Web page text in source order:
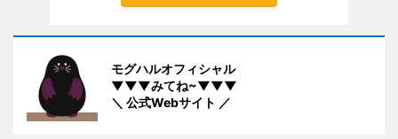
モグハルオフィシャル
▼▼▼みてね~▼▼▼
＼ 公式Webサイト ／